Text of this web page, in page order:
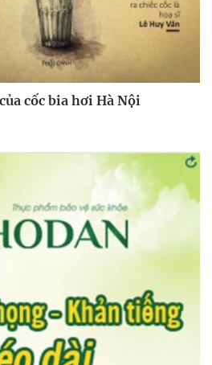
cốc bia hơi Hà Nội